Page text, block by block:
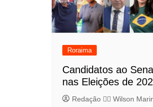
Roraima
Candidatos ao
nas Eleições de
Redação 👨‍⚖️​ Wilson